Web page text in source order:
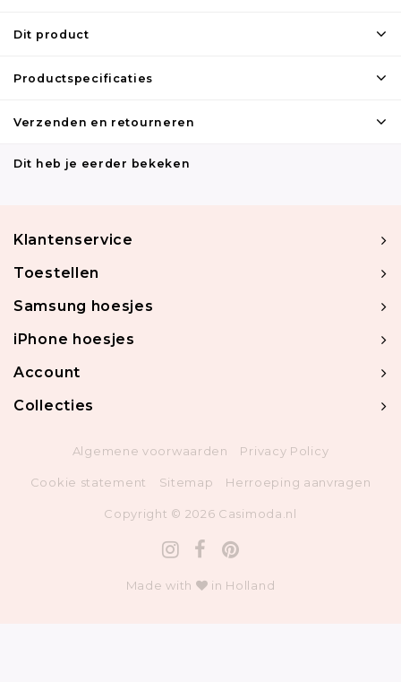
Dit product
Productspecificaties
Verzenden en retourneren
Dit heb je eerder bekeken
Klantenservice
Toestellen
Samsung hoesjes
iPhone hoesjes
Account
Collecties
Algemene voorwaarden Privacy Policy
Cookie statement Sitemap Herroeping aanvragen
Copyright © 2026 Casimoda.nl
Made with in Holland